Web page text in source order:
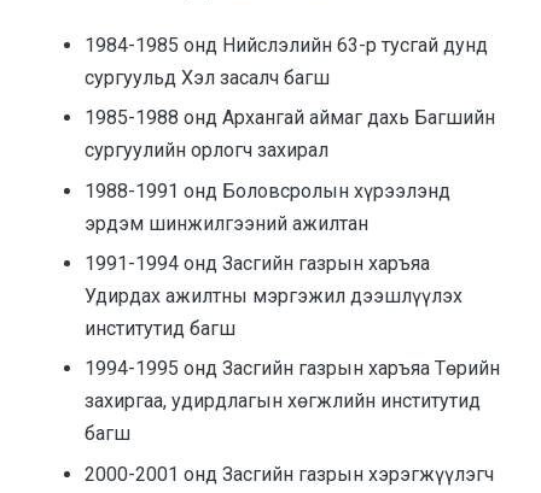
1984-1985 онд Нийслэлийн 63-р тусгай дунд
сургуульд Хэл засалч багш
1985-1988 онд Архангай аймаг дахь Багшийн
сургуулийн орлогч захирал
1988-1991 онд Боловсролын хүрээлэнд
эрдэм шинжилгээний ажилтан
1991-1994 онд Засгийн газрын харъяа
Удирдах ажилтны мэргэжил дээшлүүлэх
институтид багш
1994-1995 онд Засгийн газрын харъяа Төрийн
захиргаа, удирдлагын хөгжлийн институтид
багш
2000-2001 онд Засгийн газрын хэрэгжүүлэгч